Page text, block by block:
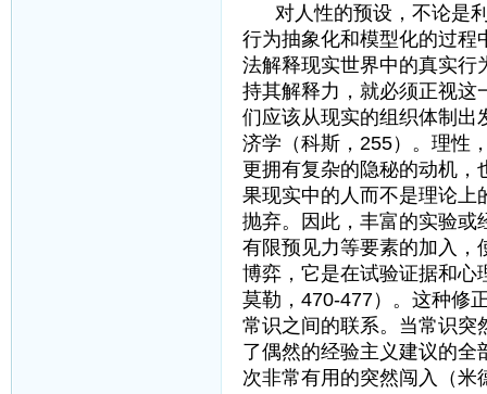
对人性的预设，不论是利
行为抽象化和模型化的过程
法解释现实世界中的真实行
持其解释力，就必须正视这
们应该从现实的组织体制出
济学（科斯，255）。理性
更拥有复杂的隐秘的动机，
果现实中的人而不是理论上
抛弃。因此，丰富的实验或
有限预见力等要素的加入，
博弈，它是在试验证据和心
莫勒，470-477）。这种修
常识之间的联系。当常识突
了偶然的经验主义建议的全
次非常有用的突然闯入（米